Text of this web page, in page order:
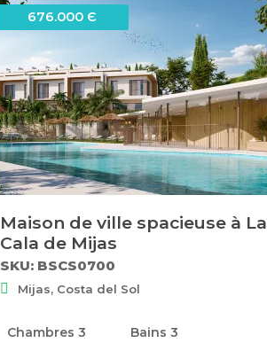
676.000 Є
Maison de ville spacieuse à La
Cala de Mijas
SKU: BSCS0700
Mijas, Costa del Sol
Chambres 3 Bains 3